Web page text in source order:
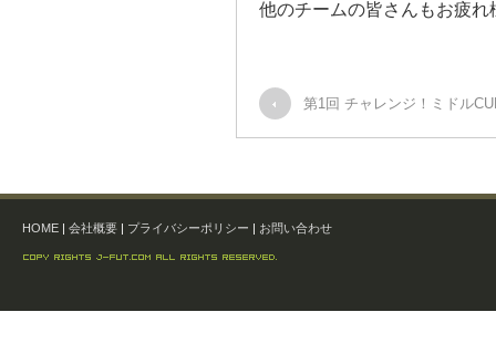
他のチームの皆さんもお疲
第1回 チャレンジ！ミドル
HOME | 会社概要 | プライバシーポリシー | お問い合わせ